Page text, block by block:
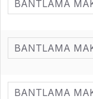
BANTLAMA
BANTLAMA
BANTLAMA